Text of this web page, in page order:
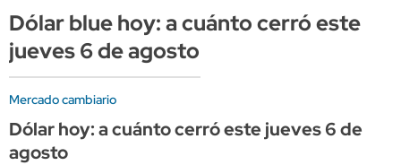
Dólar blue hoy: a cuánto cerró este
jueves 6 de agosto
Mercado cambiario
Dólar hoy: a cuánto cerró este jueves 6 de
agosto